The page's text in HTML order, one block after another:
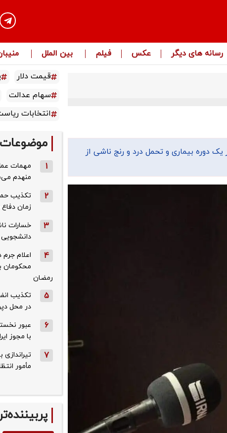
رسانه های دیگر عکس فیلم بین الملل
دوره بیماری و تحمل درد و رنج ناشی از
قیمت دلار
سهام عدالت
انتخابات ریاست
1
مهمات
منهدم
2
تکذیب
زمان دفاع مقدس ۸
3
خسارات
4
اعلام جرم
رمضان
5
تکذیب
در محل
6
عبور
با مجوز
7
مأمور